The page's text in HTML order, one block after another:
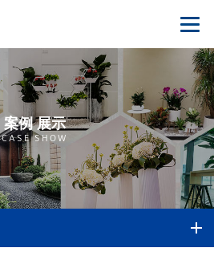
案例 展示
CASE SHOW